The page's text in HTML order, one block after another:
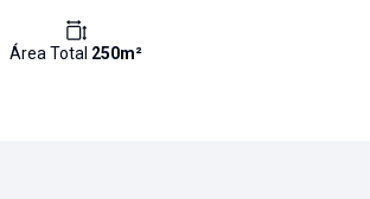
Área Total 250m²